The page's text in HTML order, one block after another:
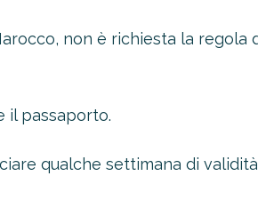
non è richiesta la regola
il passaporto.
qualche settimana di